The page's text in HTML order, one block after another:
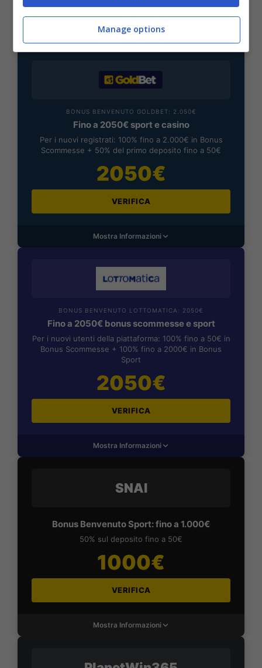
BONUS BENVENUTO GOLDBET: 2.050€
Fino a 2050€ sport e casino
Per i nuovi registrati: 100% fino a 2.000€ in Bonus
Scommesse + 50% del primo deposito fino a 50€
2050€
VERIFICA
Mostra Informazioni
BONUS BENVENUTO LOTTOMATICA: 2050€
Fino a 2050€ bonus scommesse e sport
Per i nuovi utenti della piattaforma: 100% fino a 50€ in
Bonus Scommesse + 100% fino a 2000€ in Bonus
Sport
2050€
VERIFICA
Mostra Informazioni
SNAI
Bonus Benvenuto Sport: fino a 1.000€
50% sul deposito fino a 50€
1000€
VERIFICA
Mostra Informazioni
Manage options